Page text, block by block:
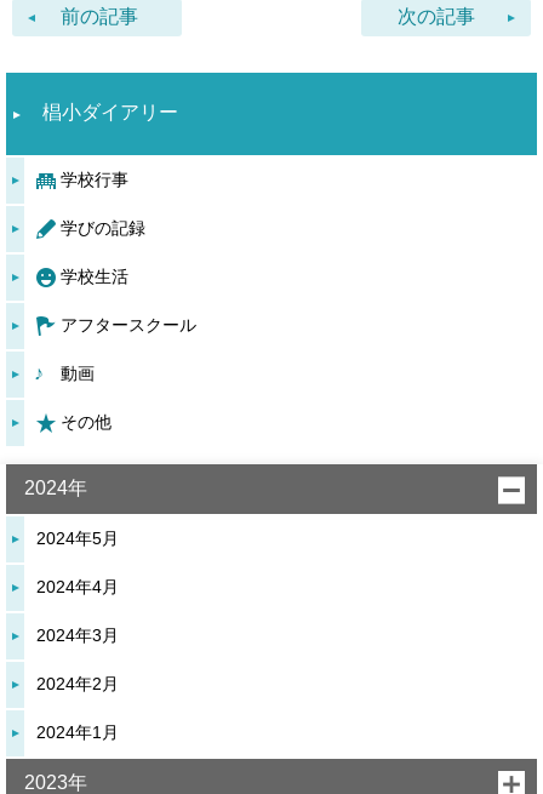
前の記事 次の記事
椙小ダイアリー
学校行事
学びの記録
学校生活
アフタースクール
動画
その他
2024年
2024年5月
2024年4月
2024年3月
2024年2月
2024年1月
2023年